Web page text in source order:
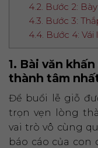
4.2. Bước 2:
4.3. Bước 3:
4.4. Bước 4: Vái
1. Bài văn
thành tâm
Để buổi lễ giỗ
trọn vẹn lòng
vai trò vô cùng
báo cáo của con